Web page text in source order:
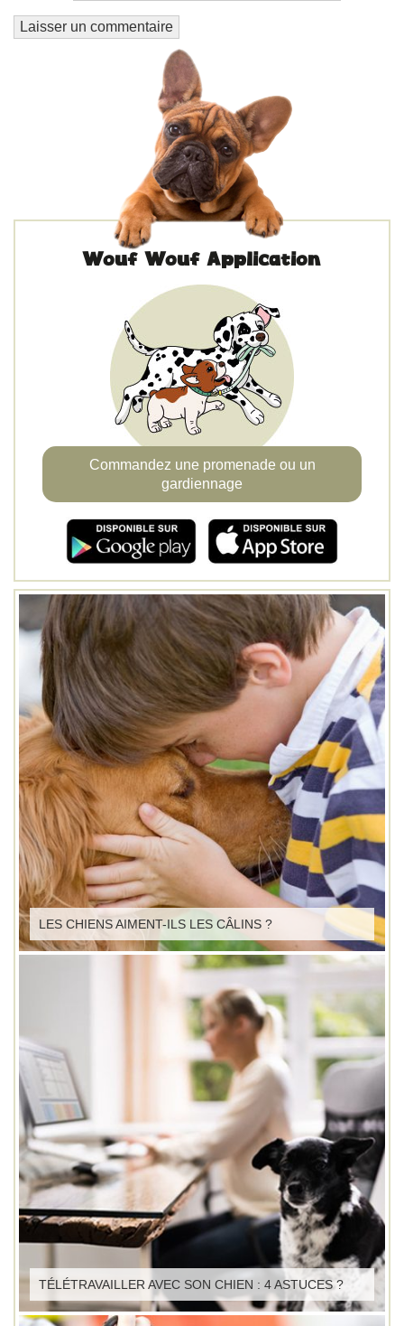
Wouf Wouf Application
Commandez une promenade ou un
gardiennage
LES CHIENS AIMENT-ILS LES CÂLINS ?
TÉLÉTRAVAILLER AVEC SON CHIEN : 4 ASTUCES ?